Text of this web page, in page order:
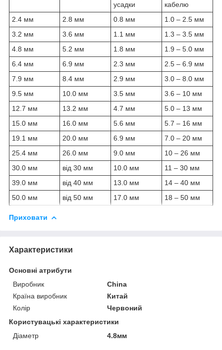
усадки
кабелю
2.4 мм
2.8 мм 0.8 мм
1.0 – 2.5 мм
3.2 мм
3.6 мм 1.1 мм
1.3 – 3.5 мм
4.8 мм
5.2 мм 1.8 мм
1.9 – 5.0 мм
6.4 мм
6.9 мм 2.3 мм
2.5 – 6.9 мм
7.9 мм
8.4 мм 2.9 мм
3.0 – 8.0 мм
9.5 мм
10.0 мм 3.5 мм
3.6 – 10 мм
12.7 мм
13.2 мм 4.7 мм
5.0 – 13 мм
15.0 мм
16.0 мм 5.6 мм
5.7 – 16 мм
19.1 мм
20.0 мм 6.9 мм
7.0 – 20 мм
25.4 мм
26.0 мм 9.0 мм
10 – 26 мм
30.0 мм
від 30 мм 10.0 мм
11 – 30 мм
39.0 мм
від 40 мм 13.0 мм
14 – 40 мм
50.0 мм
від 50 мм 17.0 мм 18 – 50 мм
Приховати
Характеристики
Основні атрибути
Виробник
China
Країна виробник
Китай
Колір
Червоний
Користувацькi характеристики
Діаметр
4.8мм